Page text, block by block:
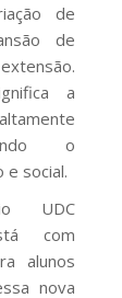
de
de
a
o
e social.
UDC
com
alunos
nova